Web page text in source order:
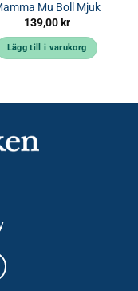
Mu Boll Mjuk
139,00 kr
Lägg till i varukorg